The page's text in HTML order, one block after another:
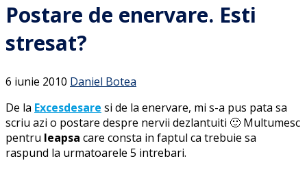
Postare de enervare. Esti
stresat?
6 iunie 2010 Daniel Botea
De la Excesdesare si de la enervare, mi s-a pus pata sa
scriu azi o postare despre nervii dezlantuiti 🙂 Multumesc
pentru leapsa care consta in faptul ca trebuie sa
raspund la urmatoarele 5 intrebari.